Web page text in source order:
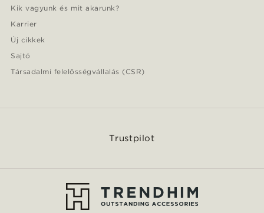
Kik vagyunk és mit akarunk?
Karrier
Új cikkek
Sajtó
Társadalmi felelősségvállalás (CSR)
Trustpilot